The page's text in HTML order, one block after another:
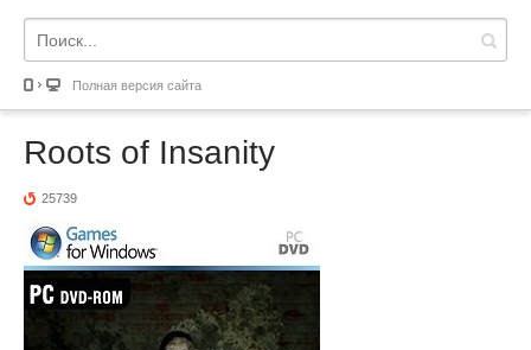
Полная версия сайта
Roots of Insanity
25739